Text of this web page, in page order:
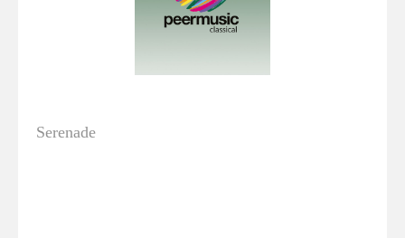
Serenade